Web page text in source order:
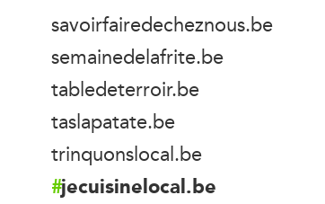
savoirfairedecheznous.be
semainedelafrite.be
tabledeterroir.be
taslapatate.be
trinquonslocal.be
jecuisinelocal.be